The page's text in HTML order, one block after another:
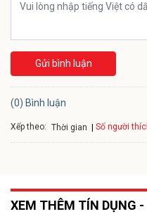
Gửi bình luận
(0) Bình luận
Xếp theo: Thời gian Số người
XEM THÊM TÍN DỤNG